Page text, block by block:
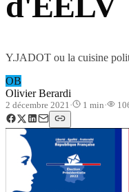
Y.JADOT ou la cuisine
OB
Olivier Berardi
2 décembre 2021 · 1 min·